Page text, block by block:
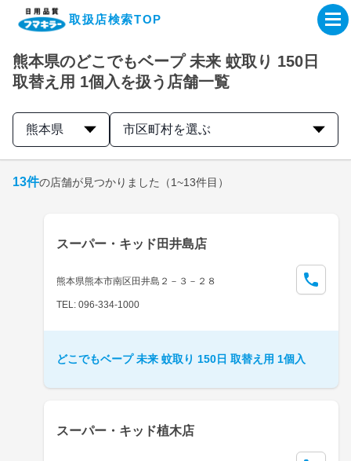
取扱店検索TOP
企業・IR情報サイト
製品情報サイト
取扱店検索はこちら
熊本県のどこでもベープ 未来 蚊取り 150日
取替え用 1個入を扱う店舗一覧
熊本県 市区町村を選ぶ
13件の店舗が見つかりました （1~13件目）
スーパー・キッド田井島店
熊本県熊本市南区田井島２－３－２８
TEL: 096-334-1000
どこでもベープ 未来 蚊取り 150日 取替え用 1個入
スーパー・キッド植木店